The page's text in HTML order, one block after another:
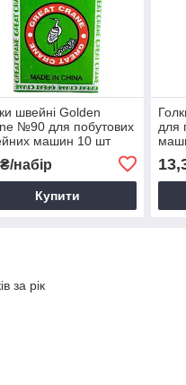
швейні Golden
№90 для побутових
машин 10 шт
набір
Купити
для
за рік